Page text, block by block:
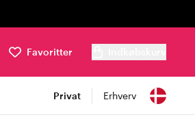
Favoritter
Privat Erhverv